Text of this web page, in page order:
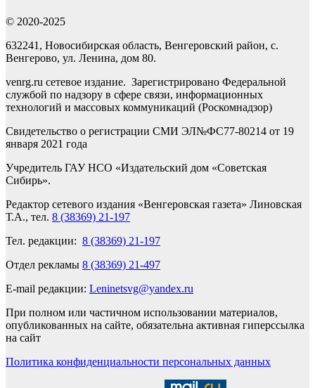
© 2020-2025
632241, Новосибирская область, Венгеровский район, с.
Венгерово, ул. Ленина, дом 80.
venrg.ru сетевое издание. Зарегистрировано Федеральной
службой по надзору в сфере связи, информационных
технологий и массовых коммуникаций (Роскомнадзор)
Свидетельство о регистрации СМИ ЭЛ№ФС77-80214 от 19
января 2021 года
Учредитель ГАУ НСО «Издательский дом «Советская
Сибирь».
Редактор сетевого издания «Венгеровская газета» Линовская
Т.А., тел. 8 (38369) 21-197
Тел. редакции: 8 (38369) 21-197
Отдел рекламы 8 (38369) 21-497
E-mail редакции: Leninetsvg@yandex.ru
При полном или частичном использовании материалов,
опубликованных на сайте, обязательна активная гиперссылка
на сайт
Политика конфиденциальности персональных данных